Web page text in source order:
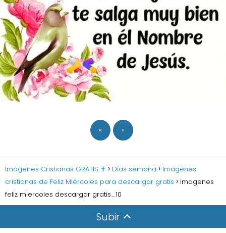
« »
Imágenes Cristianas GRATIS ✝️ Días semana
Imágenes
cristianas de Feliz Miércoles para descargar gratis
imagenes
feliz miercoles descargar gratis_10
Subir